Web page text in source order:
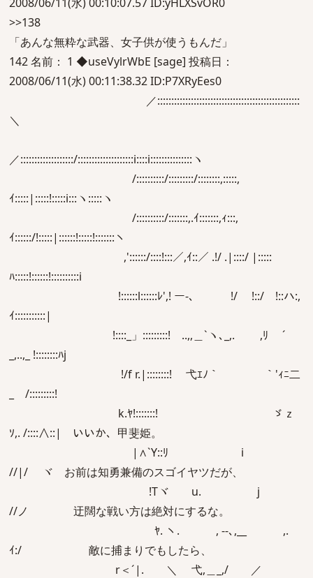
>>138
「あんな無粋な武器、女子供が使うもんだ」
142 名前： 1 ◆useVylrWbE [sage] 投稿日：
2008/06/11(水) 00:11:38.32 ID:P7XRyEes0
／:::::::::::::::::::::::::::::::::::::::::::::::::::
＼
／:::::::::::::::::::/::::::::::::::::::::i::::i:::::::::::::::ヽ
/::::::::::/:::::::::/::::::::,:::::,
ｲ:::::|:::::!:::::i:::ヽ:::::ヽ
/::::::::::/:::::::,.ｲ:::::::,ｨ:::,
ｲ::::::/!:::::|::::::!:::::!:::::::ヽ
,'::::::/::::!:::／,ｲ::／ .!/ .|::::/ |:::::
ﾊ:::::!::::::!::::::::::i
!::::::l::::::ﾚ',! ー-､ !/ !::/ !::ハ:,
ｲ:::::::::::|
!::::_」:::::::::! ..,,＿`ヽ､_,. ,ﾘ ´
_,..,_ !::::::::ﾊj
!/f r.|::::::::! 弋ｴﾉ｀ ｀'ｨﾆ二
_ /:::::::::!
k.ﾔ!:::::::! ゞｚ
ｿ,. /::::∧::| いいか、甲斐姫。
|∧`Y::ﾘ i
//|/ ヾ お前は知勇兼備のスゴイヤツだが、
!Tヾ u. j
//ノ 迂闊な戦い方は絶対にするな。
ﾔ. ヽ. , ‐-､,__ ,.
ｲ:/ 敵に捕まりでもしたら、
r＜´|. ＼ 弋,＿_,/ ／